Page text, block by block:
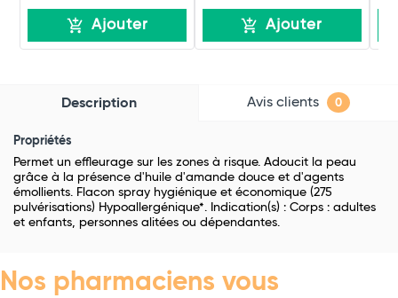
Ajouter Ajouter
Description Avis clients 0
Propriétés
Permet un effleurage sur les zones à risque. Adoucit la peau
grâce à la présence d'huile d'amande douce et d'agents
émollients. Flacon spray hygiénique et économique (275
pulvérisations) Hypoallergénique*. Indication(s) : Corps : adultes
et enfants, personnes alitées ou dépendantes.
Nos pharmaciens vous